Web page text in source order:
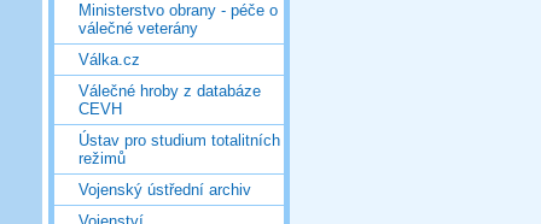
Ministerstvo obrany - péče o
válečné veterány
Válka.cz
Válečné hroby z databáze
CEVH
Ústav pro studium totalitních
režimů
Vojenský ústřední archiv